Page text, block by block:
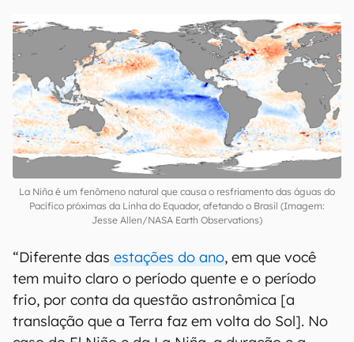
La Niña é um fenômeno natural que causa o resfriamento das águas do
Pacífico próximas da Linha do Equador, afetando o Brasil (Imagem:
Jesse Allen/NASA Earth Observations)
“Diferente das estações do ano, em que você
tem muito claro o período quente e o período
frio, por conta da questão astronômica [a
translação que a Terra faz em volta do Sol]. No